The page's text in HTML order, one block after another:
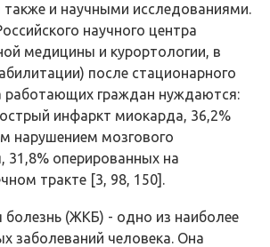
и научными исследованиями.
научного центра
медицины и курортологии, в
после стационарного
работающих граждан нуждаются:
инфаркт миокарда, 36,2%
нарушением мозгового
31,8% оперированных на
тракте [3, 98, 150].
(ЖКБ) - одно из наиболее
заболеваний человека. Она